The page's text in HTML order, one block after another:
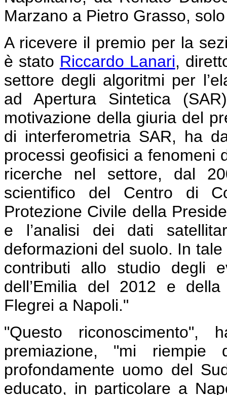
Marzano a Pietro Grasso,
A ricevere il premio per la
è stato Riccardo Lanari,
settore degli algoritmi per
ad Apertura Sintetica
motivazione della giuria del
di interferometria SAR, ha
processi geofisici a fenomeni
ricerche nel settore, dal
scientifico del Centro di
Protezione Civile della
e l’analisi dei dati
deformazioni del suolo. In
contributi allo studio degli
dell’Emilia del 2012 e
Flegrei a Napoli."
"Questo
premiazione, "mi
profondamente uomo del
educato, in particolare a